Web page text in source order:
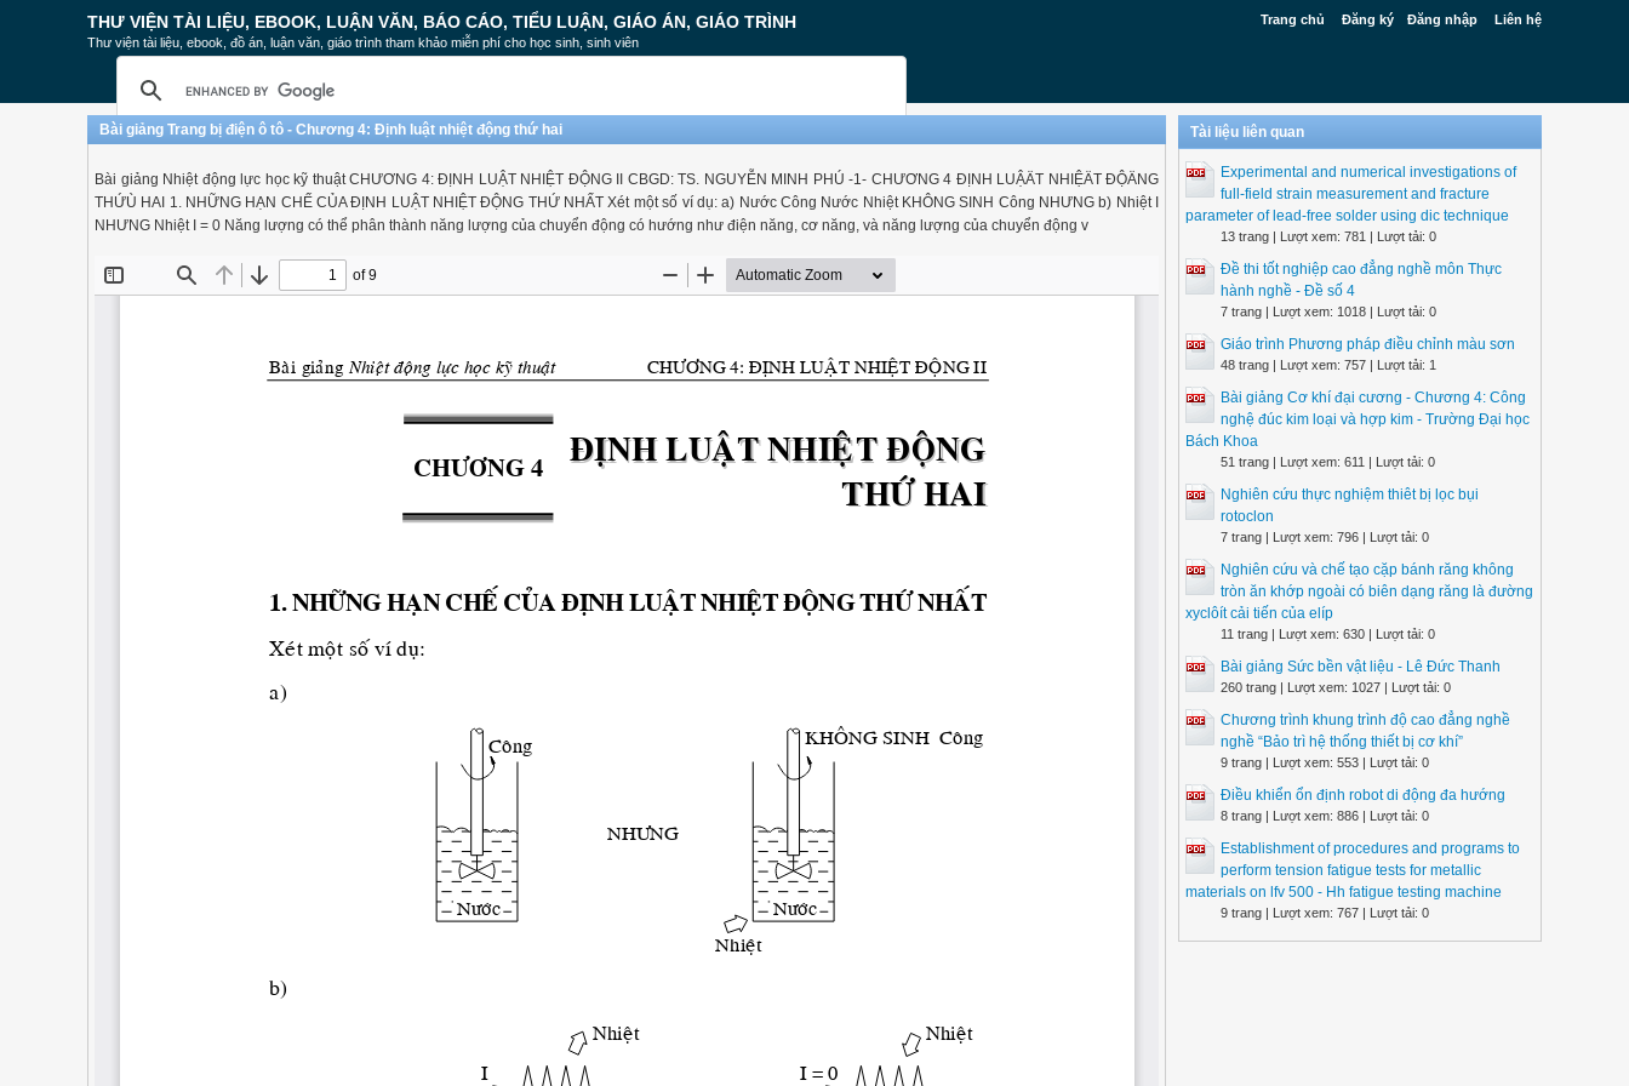
Trang chủ Đăng ký Đăng nhập Liên hệ
THƯ VIỆN TÀI LIỆU, EBOOK, LUẬN VĂN, BÁO CÁO, TIỂU LUẬN, GIÁO ÁN, GIÁO TRÌNH
Thư viện tài liệu, ebook, đồ án, luận văn, giáo trình tham khảo miễn phí cho học sinh, sinh viên
Bài giảng Trang bị điện ô tô - Chương 4: Định luật nhiệt động thứ hai
Bài giảng Nhiệt động lực học kỹ thuật CHƯƠNG 4: ĐỊNH LUẬT NHIỆT ĐỘNG II CBGD: TS. NGUYỄN MINH PHÚ -1- CHƯƠNG 4 ĐỊNH LUẬÄT NHIỆÄT ĐỘÄNG
THỨÙ HAI 1. NHỮNG HẠN CHẾ CỦA ĐỊNH LUẬT NHIỆT ĐỘNG THỨ NHẤT Xét một số ví dụ: a) Nước Công Nước Nhiệt KHÔNG SINH Công NHƯNG b) Nhiệt I
NHƯNG Nhiệt I = 0 Năng lượng có thể phân thành năng lượng của chuyển động có hướng như điện năng, cơ năng, và năng lượng của chuyển động v
Tài liệu liên quan
Experimental and numerical investigations of
full-field strain measurement and fracture
parameter of lead-free solder using dic technique
13 trang | Lượt xem: 781 | Lượt tải: 0
Đề thi tốt nghiệp cao đẳng nghề môn Thực
hành nghề - Đề số 4
7 trang | Lượt xem: 1018 | Lượt tải: 0
Giáo trình Phương pháp điều chỉnh màu sơn
48 trang | Lượt xem: 757 | Lượt tải: 1
Bài giảng Cơ khí đại cương - Chương 4: Công
nghệ đúc kim loại và hợp kim - Trường Đại học
Bách Khoa
51 trang | Lượt xem: 611 | Lượt tải: 0
Nghiên cứu thực nghiệm thiêt bị lọc bụi
rotoclon
7 trang | Lượt xem: 796 | Lượt tải: 0
Nghiên cứu và chế tạo cặp bánh răng không
tròn ăn khớp ngoài có biên dạng răng là đường
xyclôít cải tiến của elíp
11 trang | Lượt xem: 630 | Lượt tải: 0
Bài giảng Sức bền vật liệu - Lê Đức Thanh
260 trang | Lượt xem: 1027 | Lượt tải: 0
Chương trình khung trình độ cao đẳng nghề
nghề “Bảo trì hệ thống thiết bị cơ khí”
9 trang | Lượt xem: 553 | Lượt tải: 0
Điều khiển ổn định robot di động đa hướng
8 trang | Lượt xem: 886 | Lượt tải: 0
Establishment of procedures and programs to
perform tension fatigue tests for metallic
materials on lfv 500 - Hh fatigue testing machine
9 trang | Lượt xem: 767 | Lượt tải: 0